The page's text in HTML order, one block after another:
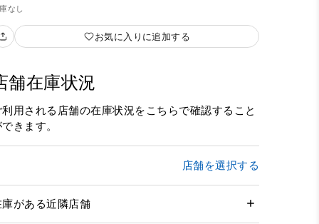
なし
お気に入りに追加する
舗在庫状況
利用される店舗の在庫状況をこちらで確認すること
きます。
店舗を選択する
庫がある近隣店舗